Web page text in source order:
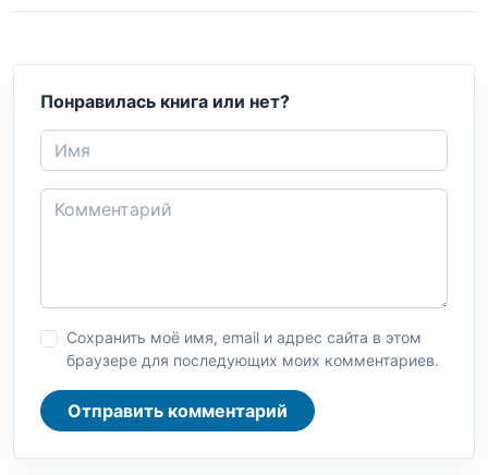
Понравилась книга или нет?
Сохранить моё имя, email и адрес сайта в этом
браузере для последующих моих комментариев.
Отправить комментарий